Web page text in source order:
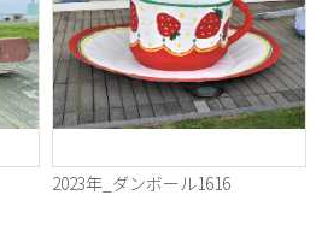
2023年_ダンボール1616